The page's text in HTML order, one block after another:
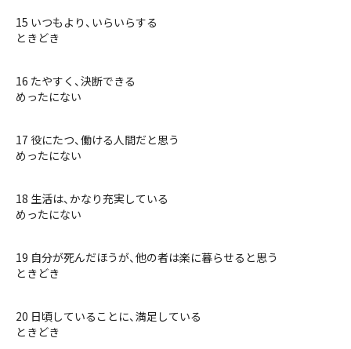
15 いつもより、いらいらする
ときどき
16 たやすく、決断できる
めったにない
17 役にたつ、働ける人間だと思う
めったにない
18 生活は、かなり充実している
めったにない
19 自分が死んだほうが、他の者は楽に暮らせると思う
ときどき
20 日頃していることに、満足している
ときどき